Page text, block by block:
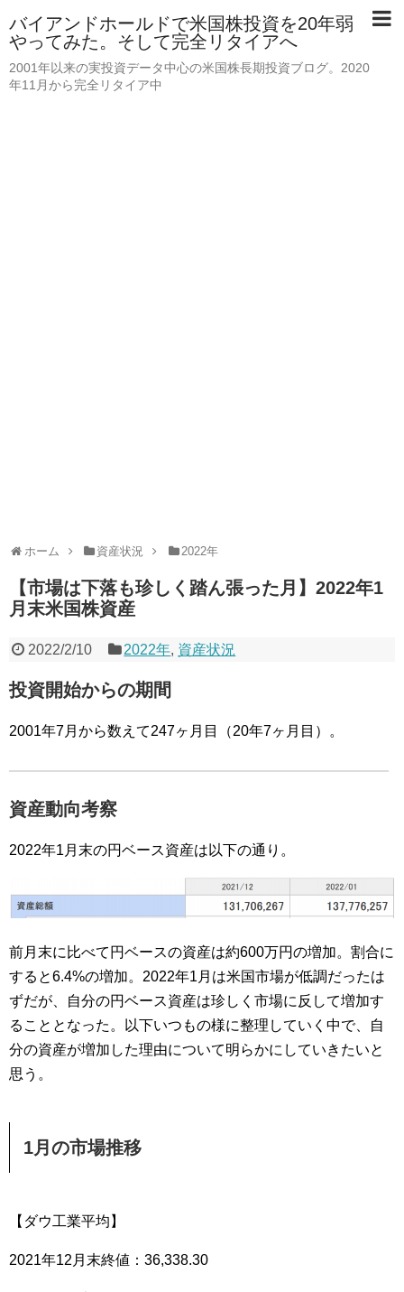
バイアンドホールドで米国株投資を20年弱
やってみた。そして完全リタイアへ
2001年以来の実投資データ中心の米国株長期投資ブログ。2020
年11月から完全リタイア中
ホーム 資産状況 2022年
【市場は下落も珍しく踏ん張った月】2022年1
月末米国株資産
2022/2/10 2022年, 資産状況
投資開始からの期間
2001年7月から数えて247ヶ月目（20年7ヶ月目）。
資産動向考察
2022年1月末の円ベース資産は以下の通り。
前月末に比べて円ベースの資産は約600万円の増加。割合に
すると6.4%の増加。2022年1月は米国市場が低調だったは
ずだが、自分の円ベース資産は珍しく市場に反して増加す
ることとなった。以下いつもの様に整理していく中で、自
分の資産が増加した理由について明らかにしていきたいと
思う。
1月の市場推移
【ダウ工業平均】
2021年12月末終値：36,338.30